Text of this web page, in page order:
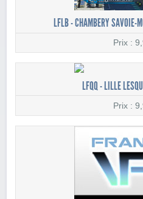
LFLB - CHAMBERY SAVOIE-
Prix :
LFQQ - LILLE
Prix :